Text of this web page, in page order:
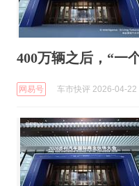
400万辆之后，“一
网易号 车市快评 2026-04-22